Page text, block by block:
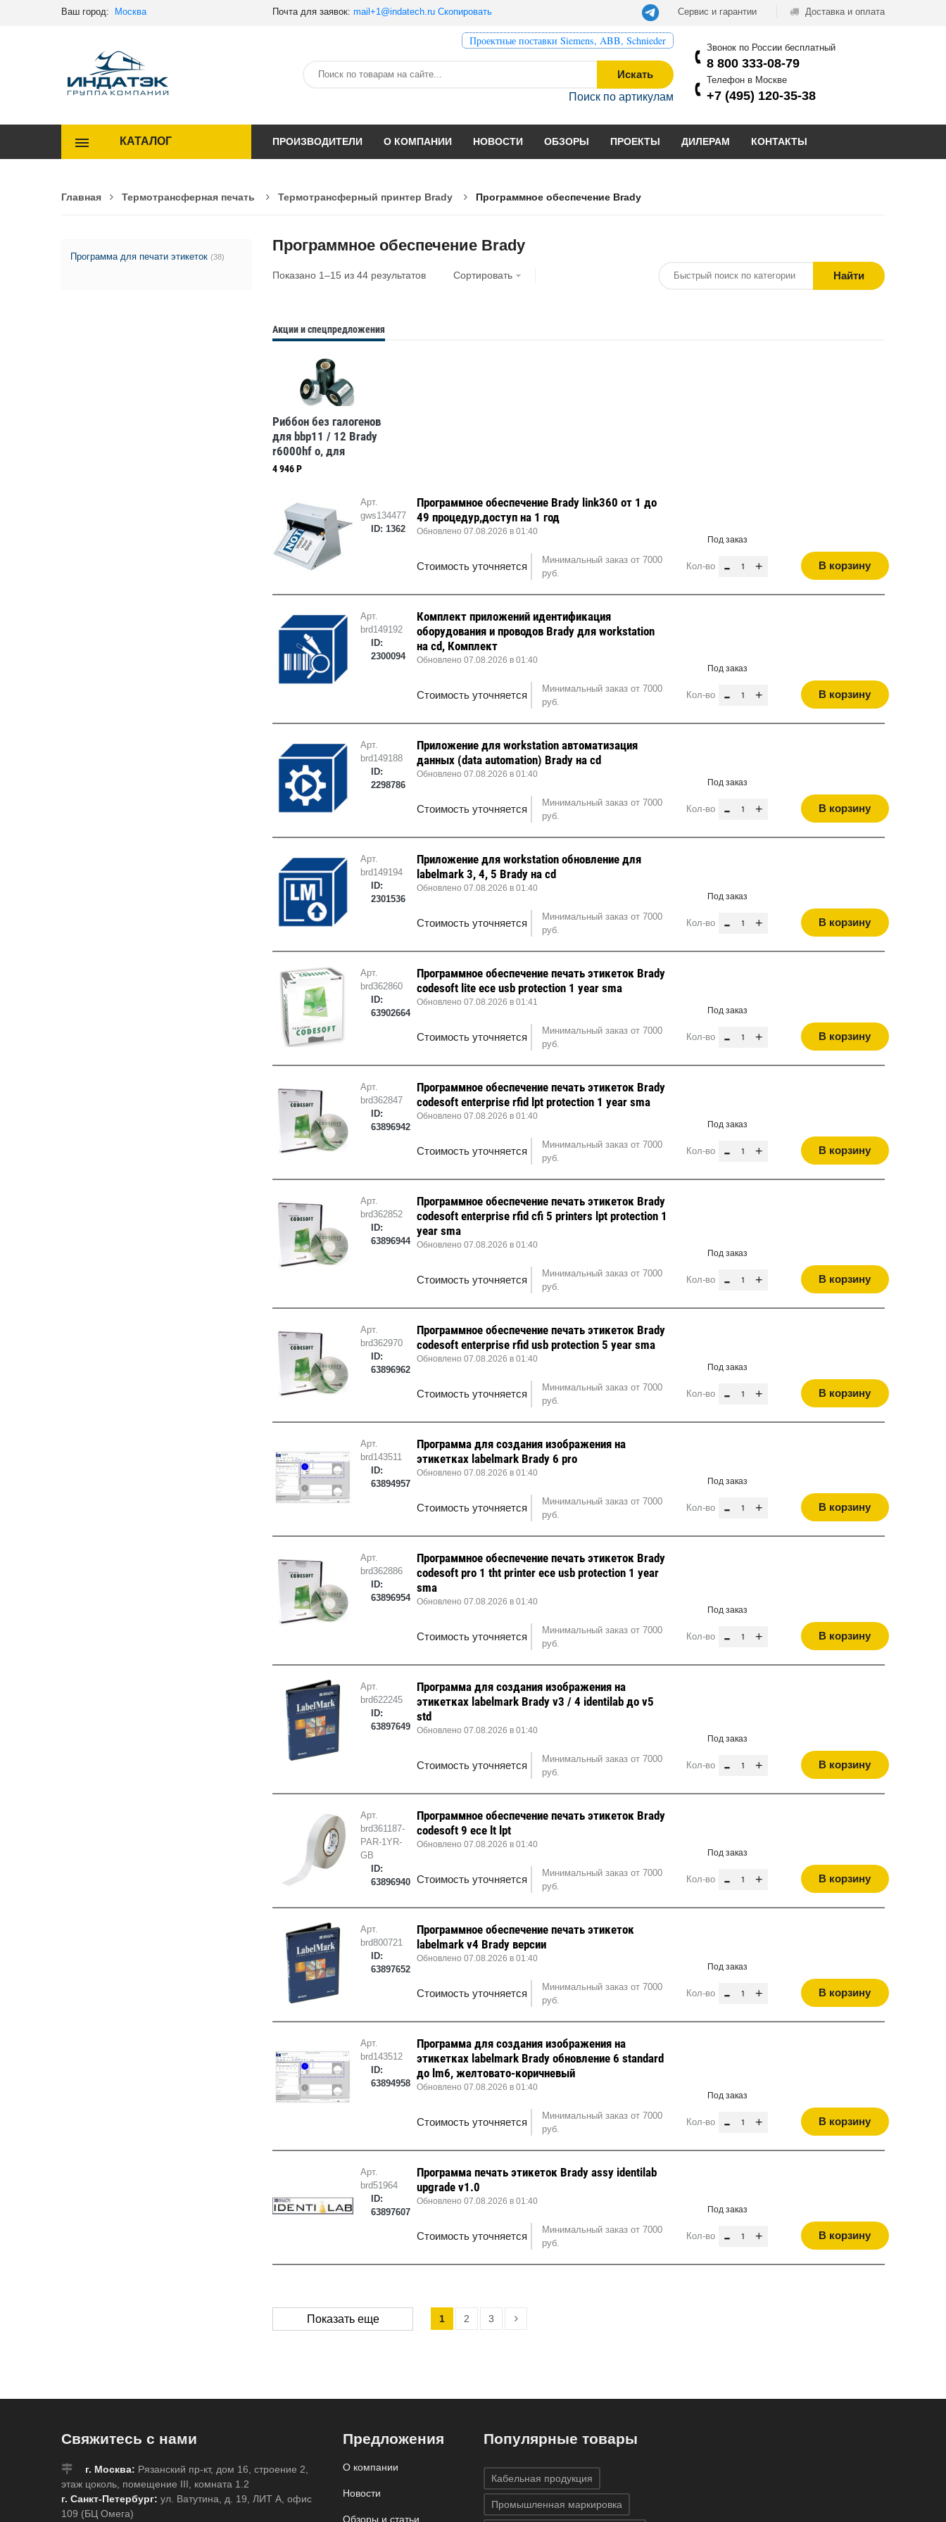
Ваш город: Москва Почта для заявок: mail+1@indatech.ru Скопировать Сервис и гарантии Доставка и оплата
Проектные поставки Siemens, ABB, Schnieder
Искать
Поиск по артикулам
Звонок по России бесплатный
8 800 333-08-79
Телефон в Москве
+7 (495) 120-35-38
КАТАЛОГ ПРОИЗВОДИТЕЛИ О КОМПАНИИ НОВОСТИ ОБЗОРЫ ПРОЕКТЫ ДИЛЕРАМ КОНТАКТЫ
Главная Термотрансферная печать Термотрансферный принтер Brady Программное обеспечение Brady
Программа для печати этикеток (38)
Программное обеспечение Brady
Показано 1–15 из 44 результатов Сортировать Найти
Акции и спецпредложения
Риббон без галогенов
для bbp11 / 12 Brady
r6000hf o, для
принтеров bbp11 / 12,
4 946 Р
Арт.
gws134477
ID: 1362
Программное обеспечение Brady link360 от 1 до
49 процедур,доступ на 1 год
Обновлено 07.08.2026 в 01:40
Стоимость уточняется
Минимальный заказ от 7000
руб.
Под заказ
Кол-во - + В корзину
Арт.
brd149192
ID:
2300094
Комплект приложений идентификация
оборудования и проводов Brady для workstation
на cd, Комплект
Обновлено 07.08.2026 в 01:40
Стоимость уточняется
Минимальный заказ от 7000
руб.
Под заказ
Кол-во - + В корзину
Арт.
brd149188
ID:
2298786
Приложение для workstation автоматизация
данных (data automation) Brady на cd
Обновлено 07.08.2026 в 01:40
Стоимость уточняется
Минимальный заказ от 7000
руб.
Под заказ
Кол-во - + В корзину
Арт.
brd149194
ID:
2301536
Приложение для workstation обновление для
labelmark 3, 4, 5 Brady на cd
Обновлено 07.08.2026 в 01:40
Стоимость уточняется
Минимальный заказ от 7000
руб.
Под заказ
Кол-во - + В корзину
Арт.
brd362860
ID:
63902664
Программное обеспечение печать этикеток Brady
codesoft lite ece usb protection 1 year sma
Обновлено 07.08.2026 в 01:41
Стоимость уточняется
Минимальный заказ от 7000
руб.
Под заказ
Кол-во - + В корзину
Арт.
brd362847
ID:
63896942
Программное обеспечение печать этикеток Brady
codesoft enterprise rfid lpt protection 1 year sma
Обновлено 07.08.2026 в 01:40
Стоимость уточняется
Минимальный заказ от 7000
руб.
Под заказ
Кол-во - + В корзину
Арт.
brd362852
ID:
63896944
Программное обеспечение печать этикеток Brady
codesoft enterprise rfid cfi 5 printers lpt protection 1
year sma
Обновлено 07.08.2026 в 01:40
Стоимость уточняется
Минимальный заказ от 7000
руб.
Под заказ
Кол-во - + В корзину
Арт.
brd362970
ID:
63896962
Программное обеспечение печать этикеток Brady
codesoft enterprise rfid usb protection 5 year sma
Обновлено 07.08.2026 в 01:40
Стоимость уточняется
Минимальный заказ от 7000
руб.
Под заказ
Кол-во - + В корзину
Арт.
brd143511
ID:
63894957
Программа для создания изображения на
этикетках labelmark Brady 6 pro
Обновлено 07.08.2026 в 01:40
Стоимость уточняется
Минимальный заказ от 7000
руб.
Под заказ
Кол-во - + В корзину
Арт.
brd362886
ID:
63896954
Программное обеспечение печать этикеток Brady
codesoft pro 1 tht printer ece usb protection 1 year
sma
Обновлено 07.08.2026 в 01:40
Стоимость уточняется
Минимальный заказ от 7000
руб.
Под заказ
Кол-во - + В корзину
Арт.
brd622245
ID:
63897649
Программа для создания изображения на
этикетках labelmark Brady v3 / 4 identilab до v5
std
Обновлено 07.08.2026 в 01:40
Стоимость уточняется
Минимальный заказ от 7000
руб.
Под заказ
Кол-во - + В корзину
Арт.
brd361187-
PAR-1YR-
GB
ID:
63896940
Программное обеспечение печать этикеток Brady
codesoft 9 ece lt lpt
Обновлено 07.08.2026 в 01:40
Стоимость уточняется
Минимальный заказ от 7000
руб.
Под заказ
Кол-во - + В корзину
Арт.
brd800721
ID:
63897652
Программное обеспечение печать этикеток
labelmark v4 Brady версии
Обновлено 07.08.2026 в 01:40
Стоимость уточняется
Минимальный заказ от 7000
руб.
Под заказ
Кол-во - + В корзину
Арт.
brd143512
ID:
63894958
Программа для создания изображения на
этикетках labelmark Brady обновление 6 standard
до lm6, желтовато-коричневый
Обновлено 07.08.2026 в 01:40
Стоимость уточняется
Минимальный заказ от 7000
руб.
Под заказ
Кол-во - + В корзину
Арт.
brd51964
ID:
63897607
Программа печать этикеток Brady assy identilab
upgrade v1.0
Обновлено 07.08.2026 в 01:40
Стоимость уточняется
Минимальный заказ от 7000
руб.
Под заказ
Кол-во - + В корзину
Показать еще 1 2 3
Свяжитесь с нами
г. Москва: Рязанский пр-кт, дом 16, строение 2,
этаж цоколь, помещение III, комната 1.2
г. Санкт-Петербург: ул. Ватутина, д. 19, ЛИТ А, офис
109 (БЦ Омега)
Предложения
О компании
Новости
Обзоры и статьи
Популярные товары
Кабельная продукция
Промышленная маркировка